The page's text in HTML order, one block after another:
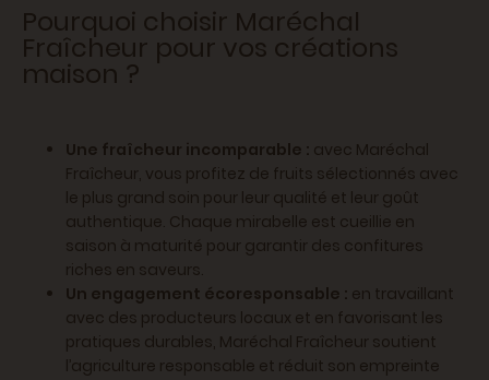
Pourquoi choisir Maréchal
Fraîcheur pour vos créations
maison ?
Une fraîcheur incomparable : avec Maréchal
Fraîcheur, vous profitez de fruits sélectionnés avec
le plus grand soin pour leur qualité et leur goût
authentique. Chaque mirabelle est cueillie en
saison à maturité pour garantir des confitures
riches en saveurs.
Un engagement écoresponsable : en travaillant
avec des producteurs locaux et en favorisant les
pratiques durables, Maréchal Fraîcheur soutient
l’agriculture responsable et réduit son empreinte